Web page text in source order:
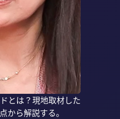
とは？現地取材した
から解説する。